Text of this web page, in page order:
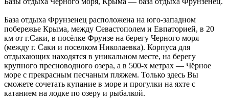
База отдыха Фрунзенец расположена на юго-западном
побережье Крыма, между Севастополем и Евпаторией, в 20
км от г.Саки, в посёлке Фрунзе на берегу Черного моря
(между г. Саки и поселком Николаевка). Корпуса для
отдыхающих находятся в уникальном месте, на берегу
крупного пресноводного озера, а в 500-х метрах — Чёрное
море с прекрасным песчаным пляжем. Только здесь Вы
сможете сочетать купание в море и прогулки на яхте с
катанием на лодке по озеру и рыбалкой.